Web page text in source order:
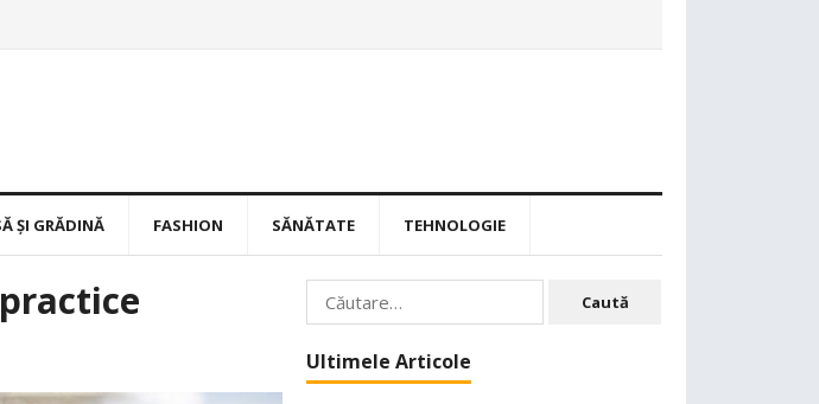
ȘI GRĂDINĂ FASHION SĂNĂTATE TEHNOLOGIE
Caută
după:
Ultimele Articole